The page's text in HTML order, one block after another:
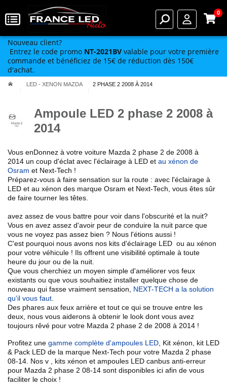
0
Nouveau client?
Entrez le code promo NT-2021BV valable pour votre première
commande et bénéficiez de 15€ de réduction dès 150€
d'achat.
LED - XENON MAZDA 2 PHASE 2 2008 À 2014
Ampoule LED 2 phase 2 2008 à
2014
Vous enDonnez à votre voiture Mazda 2 phase 2 de 2008 à
2014 un coup d'éclat avec l'éclairage à LED et au xénon de
Osram et Next-Tech !
Préparez-vous à faire sensation sur la route : avec l'éclairage à
LED et au xénon des marque Osram et Next-Tech , vous êtes sûr
de faire tourner les têtes.
avez assez de vous battre pour voir dans l'obscurité et la nuit?
Vous en avez assez d'avoir peur de conduire la nuit parce que
vous ne voyez pas assez bien ? Nous l'étions aussi !
C'est pourquoi nous avons nos kits d'éclairage LED ou au xénon
pour votre véhicule ! Ils offrent une visibilité optimale à toute
heure du jour ou de la nuit.
Que vous cherchiez un moyen simple d'améliorer vos feux
existants ou que vous souhaitiez installer quelque chose de
nouveau qui fasse vraiment sensation,
NEXT-TECH a la solution
qu'il vous faut
Des phares aux feux arrière et tout ce qui se trouve entre les
deux, nous vous aiderons à obtenir le look dont vous avez
toujours rêvé pour votre Mazda 2 phase 2 de 2008 à 2014 !
Profitez une gamme complète d'ampoules LED Kit xénon, kit LED
& Pack LED de la marque Next-Tech pour votre Mazda 2 phase
08-14 . Nos v
, kits xénon et ampoules LED canbus anti-erreur
pour Mazda 2 phase 2 08-14 sont disponibles ici afin de vous
faciliter le choix !